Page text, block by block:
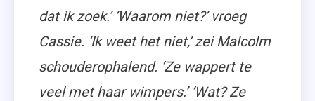
dat ik zoek.’ ‘Waarom niet?’ vroeg
Cassie. ‘Ik weet het niet,’ zei Malcolm
schouderophalend. ‘Ze wappert te
veel met haar wimpers.’ ‘Wat? Ze